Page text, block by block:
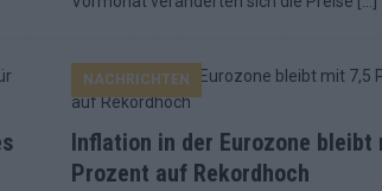
NACHRICHTEN
Inflation in der Eurozone bleibt
Prozent auf Rekordhoch